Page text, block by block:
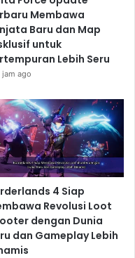
Membawa
Baru dan Map
untuk
Lebih Seru
jam ago
4 Siap
Revolusi Loot
dengan Dunia
dan Gameplay Lebih